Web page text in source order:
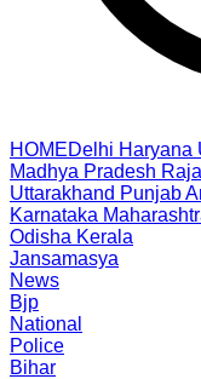
HOMEDelhi Haryana
Madhya Pradesh
Uttarakhand Punjab
Karnataka
Odisha Kerala
Jansamasya
News
Bjp
National
Police
Bihar